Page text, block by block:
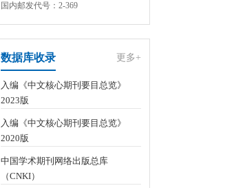
国内邮发代号：2-369
数据库收录 更多+
入编《中文核心期刊要目总览》
2023版
入编《中文核心期刊要目总览》
2020版
中国学术期刊网络出版总库
（CNKI）